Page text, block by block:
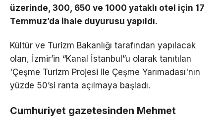
üzerinde, 300, 650 ve 1000 yataklı otel için 17
Temmuz’da ihale duyurusu yapıldı.
Kültür ve Turizm Bakanlığı tarafından yapılacak
olan, İzmir’in “Kanal İstanbul”u olarak tanıtılan
'Çeşme Turizm Projesi ile Çeşme Yarımadası'nın
yüzde 50’si ranta açılmaya başladı.
Cumhuriyet gazetesinden Mehmet